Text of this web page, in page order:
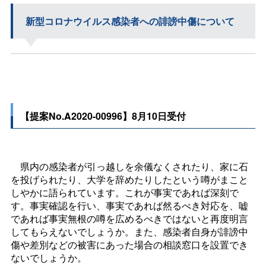
新型コロナウイルス感染者への誹謗中傷について
【提案No.A2020-00996】8月10日受付
県内の感染者が引っ越しを余儀なくされたり、家に石
を投げられたり、大学を辞めたりしたという噂がまこと
しやかに語られています。これが事実であれば深刻で
す。事実確認を行い、事実であれば然るべき対応を、嘘
であれば事実無根の噂を広めるべきではないと再度明言
してもらえないでしょうか。また、感染者自身が誹謗中
傷や差別などの被害にあった場合の相談窓口を設置でき
ないでしょうか。